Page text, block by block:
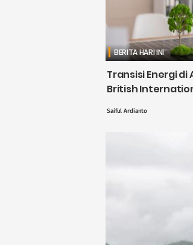
BERITA HARI INI
Transisi Energi di
British
Saiful Ardianto